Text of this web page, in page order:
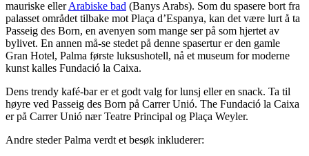
mauriske ellerArabiske bad (Banys Arabs). Som du spasere bort fra
palasset området tilbake mot Plaça d’Espanya, kan det være lurt å ta
Passeig des Born, en avenyen som mange ser på som hjertet av
bylivet. En annen må-se stedet på denne spasertur er den gamle
Gran Hotel, Palma første luksushotell, nå et museum for moderne
kunst kalles Fundació la Caixa.
Dens trendy kafé-bar er et godt valg for lunsj eller en snack. Ta til
høyre ved Passeig des Born på Carrer Unió. The Fundació la Caixa
er på Carrer Unió nær Teatre Principal og Plaça Weyler.
Andre steder Palma verdt et besøk inkluderer: